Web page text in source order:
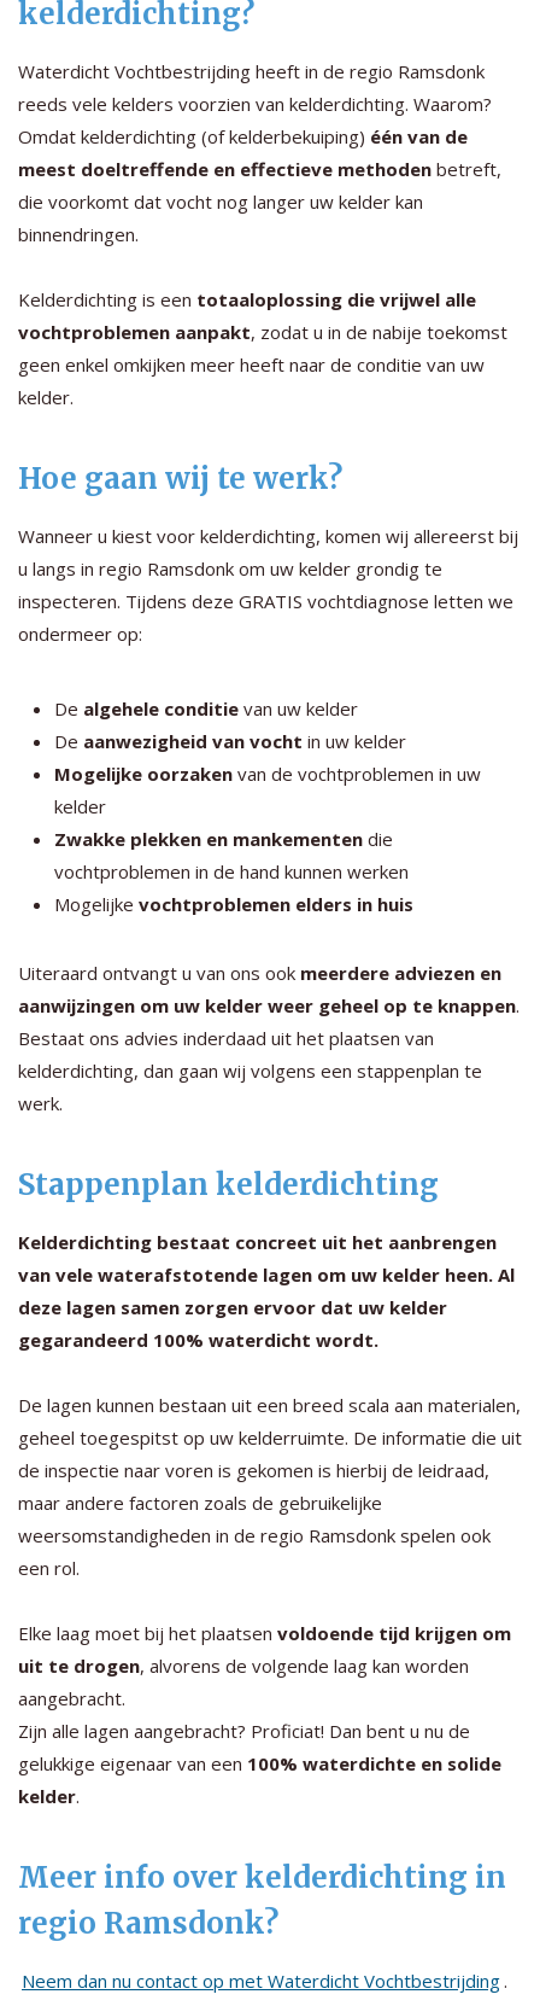
kelderdichting?
Waterdicht Vochtbestrijding heeft in de regio Ramsdonk
reeds vele kelders voorzien van kelderdichting. Waarom?
Omdat kelderdichting (of kelderbekuiping) één van de
meest doeltreffende en effectieve methoden betreft,
die voorkomt dat vocht nog langer uw kelder kan
binnendringen.
Kelderdichting is een totaaloplossing die vrijwel alle
vochtproblemen aanpakt, zodat u in de nabije toekomst
geen enkel omkijken meer heeft naar de conditie van uw
kelder.
Hoe gaan wij te werk?
Wanneer u kiest voor kelderdichting, komen wij allereerst bij
u langs in regio Ramsdonk om uw kelder grondig te
inspecteren. Tijdens deze GRATIS vochtdiagnose letten we
ondermeer op:
De algehele conditie van uw kelder
De aanwezigheid van vocht in uw kelder
Mogelijke oorzaken van de vochtproblemen in uw
kelder
Zwakke plekken en mankementen die
vochtproblemen in de hand kunnen werken
Mogelijke vochtproblemen elders in huis
Uiteraard ontvangt u van ons ook meerdere adviezen en
aanwijzingen om uw kelder weer geheel op te knappen.
Bestaat ons advies inderdaad uit het plaatsen van
kelderdichting, dan gaan wij volgens een stappenplan te
werk.
Stappenplan kelderdichting
Kelderdichting bestaat concreet uit het aanbrengen
van vele waterafstotende lagen om uw kelder heen. Al
deze lagen samen zorgen ervoor dat uw kelder
gegarandeerd 100% waterdicht wordt.
De lagen kunnen bestaan uit een breed scala aan materialen,
geheel toegespitst op uw kelderruimte. De informatie die uit
de inspectie naar voren is gekomen is hierbij de leidraad,
maar andere factoren zoals de gebruikelijke
weersomstandigheden in de regio Ramsdonk spelen ook
een rol.
Elke laag moet bij het plaatsen voldoende tijd krijgen om
uit te drogen, alvorens de volgende laag kan worden
aangebracht.
Zijn alle lagen aangebracht? Proficiat! Dan bent u nu de
gelukkige eigenaar van een 100% waterdichte en solide
kelder.
Meer info over kelderdichting in
regio Ramsdonk?
Neem dan nu contact op met Waterdicht Vochtbestrijding .